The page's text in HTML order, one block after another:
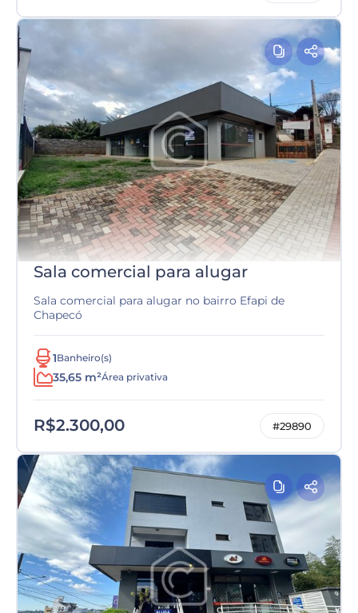
Sala comercial para alugar
Sala comercial para alugar no bairro Efapi de
Chapecó
1Banheiro(s)
35,65 m²Área privativa
R$2.300,00 #29890